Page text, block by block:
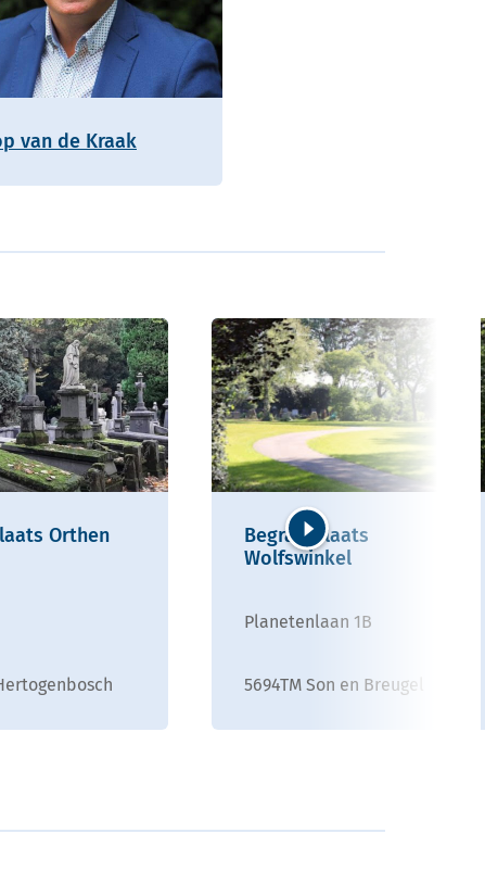
van de Kraak
Orthen
Begraafplaats
Wolfswinkel
Planetenlaan 1B
5694TM Son en Breugel
Volgende